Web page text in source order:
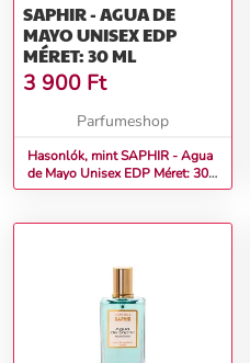
SAPHIR - AGUA DE
MAYO UNISEX EDP
MÉRET: 30 ML
3 900 Ft
Parfumeshop
Hasonlók, mint SAPHIR - Agua
de Mayo Unisex EDP Méret: 30
ml